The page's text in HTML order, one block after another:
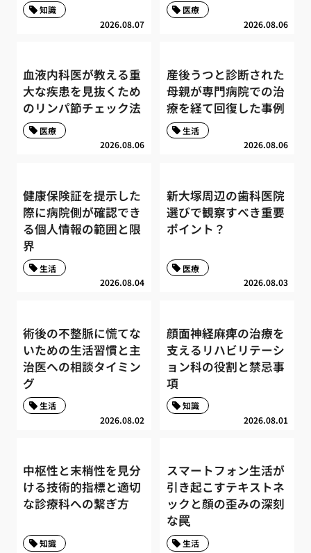
2026.08.07
知識
2026.08.06
医療
血液内科医が教える重
大な疾患を見抜くため
のリンパ節チェック法
2026.08.06
医療
産後うつと診断された
母親が専門病院での治
療を経て回復した事例
2026.08.06
生活
健康保険証を提示した
際に病院側が確認でき
る個人情報の範囲と限
界
2026.08.04
生活
新大塚周辺の歯科医院
選びで観察すべき重要
ポイント？
2026.08.03
医療
術後の不整脈に慌てな
いための生活習慣と主
治医への相談タイミン
グ
2026.08.02
生活
顔面神経麻痺の治療を
支えるリハビリテーシ
ョン科の役割と禁忌事
項
2026.08.01
知識
中枢性と末梢性を見分
ける技術的指標と適切
な診療科への繋ぎ方
知識
スマートフォン生活が
引き起こすテキストネ
ックと顔の歪みの深刻
な罠
生活